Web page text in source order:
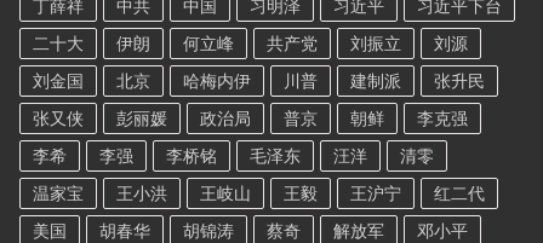
丁薛祥 中共 中国 习明泽 习近平
习近平下台
二十大
伊朗 何立峰 共产党 刘振立
刘源
刘金国
北京 哈梅内伊 川普 建制派
张升民
张又侠
彭丽媛 政治局 普京 朝鲜
李克强
李希
李强 李桥铭 毛泽东 汪洋
清零
温家宝
王小洪 王岐山 王毅 王沪宁
红二代
美国
胡春华 胡锦涛 蔡奇 解放军
邓小平